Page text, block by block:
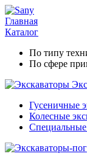
Главная
Каталог
По типу
По сфере
Гусеничные
Колесные
Специальные